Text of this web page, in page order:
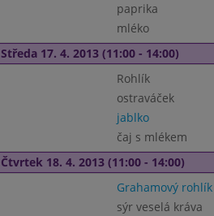
paprika
mléko
Středa 17. 4. 2013 (11:00 - 14:00)
Rohlík
ostraváček
jablko
čaj s mlékem
Čtvrtek 18. 4. 2013 (11:00 - 14:00)
Grahamový rohlík
sýr veselá kráva